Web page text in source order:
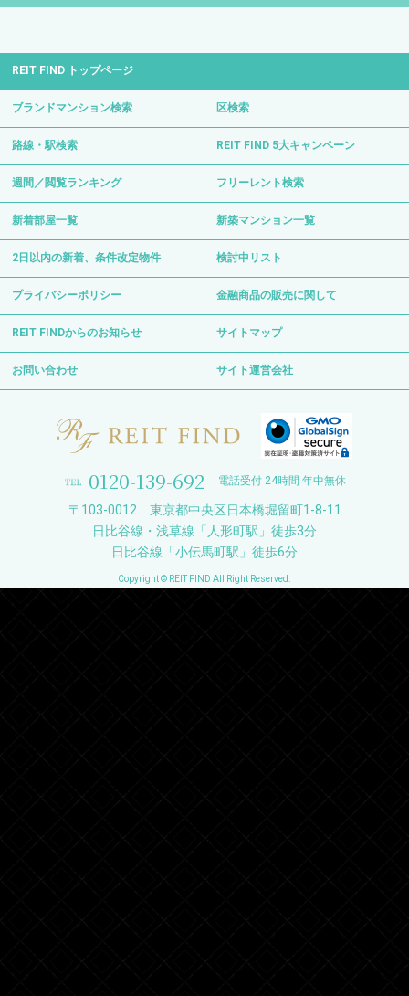
REIT FIND トップページ
ブランドマンション検索 区検索
路線・駅検索 REIT FIND 5大キャンペーン
週間／閲覧ランキング フリーレント検索
新着部屋一覧 新築マンション一覧
2日以内の新着、条件改定物件 検討中リスト
プライバシーポリシー 金融商品の販売に関して
REIT FINDからのお知らせ サイトマップ
お問い合わせ サイト運営会社
0120-139-692 電話受付 24時間 年中無休
〒103-0012 東京都中央区日本橋堀留町1-8-11
日比谷線・浅草線「人形町駅」徒歩3分
日比谷線「小伝馬町駅」徒歩6分
Copyright © REIT FIND All Right Reserved.